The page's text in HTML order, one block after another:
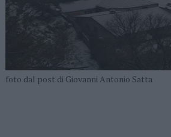
foto dal post di Giovanni Antonio Satta